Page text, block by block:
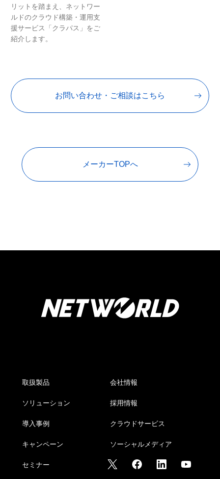
リットを踏まえ、ネットワー
ルドのクラウド構築・運用支
援サービス「クラパス」をご
紹介します。
お問い合わせ・ご相談はこちら
メーカーTOPへ
取扱製品
ソリューション
導入事例
キャンペーン
セミナー
会社情報
採用情報
クラウドサービス
ソーシャルメディア